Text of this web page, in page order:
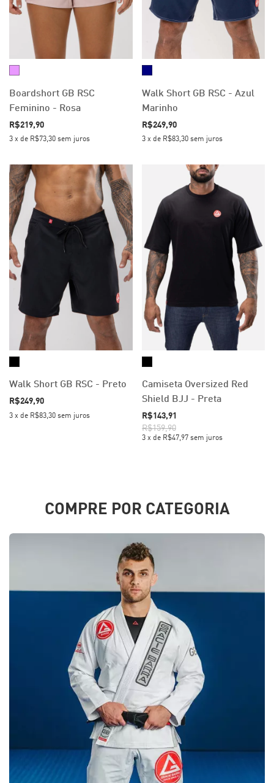
Boardshort GB RSC
Feminino - Rosa
R$219,90
3 x de R$73,30 sem juros
Walk Short GB RSC - Azul
Marinho
R$249,90
3 x de R$83,30 sem juros
Walk Short GB RSC - Preto
R$249,90
3 x de R$83,30 sem juros
Camiseta Oversized Red
Shield BJJ - Preta
R$143,91
R$159,90
3 x de R$47,97 sem juros
COMPRE POR CATEGORIA